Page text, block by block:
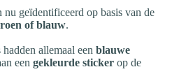
nu geïdentificeerd op basis van de
of blauw.
allemaal een blauwe
een gekleurde sticker op de